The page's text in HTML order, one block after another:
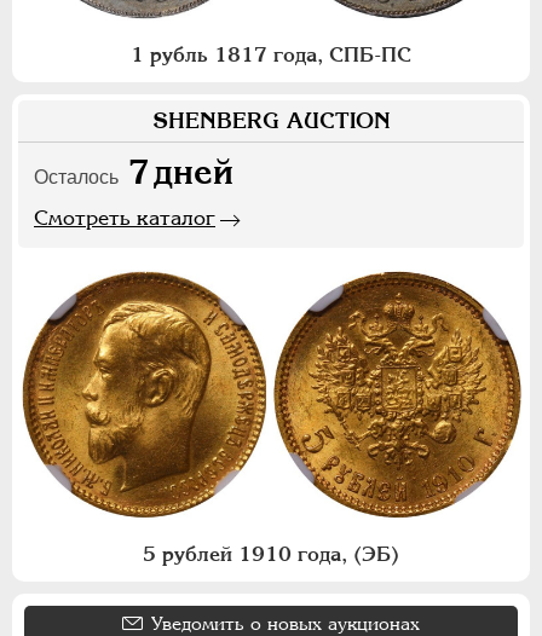
1 рубль 1817 года, СПБ-ПС
SHENBERG AUCTION
Осталось 7дней
Смотреть каталог
5 рублей 1910 года, (ЭБ)
Уведомить о новых аукционах